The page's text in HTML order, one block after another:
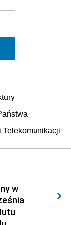
Telekomunikacji
i Budownictwa
i
w